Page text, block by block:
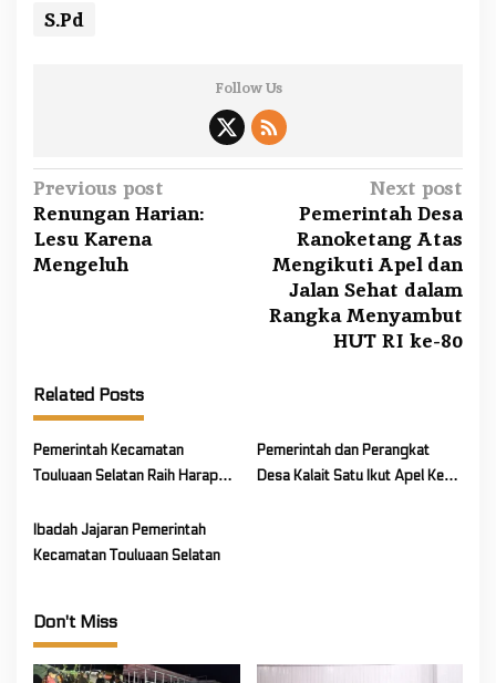
S.Pd
Follow Us
P
o
s
t
i
g
a
i
o
Previous post
Renungan Harian:
Lesu Karena
Mengeluh
Next post
Pemerintah Desa
Ranoketang Atas
Mengikuti Apel dan
Jalan Sehat dalam
Rangka Menyambut
HUT RI ke-80
Related Posts
Pemerintah Kecamatan
Touluaan Selatan Raih Harapan
Kabupaten Mitra
Pemerintah dan Perangkat
Desa Kalait Satu Ikut Apel Kerja
Ibadah Jajaran Pemerintah
Kecamatan Touluaan Selatan
Don't Miss